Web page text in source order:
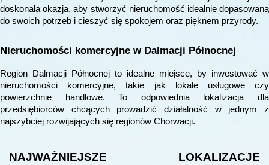
doskonała okazja, aby stworzyć nieruchomość idealnie dopasowaną
do swoich potrzeb i cieszyć się spokojem oraz pięknem przyrody.
Nieruchomości komercyjne w Dalmacji Północnej
Region Dalmacji Północnej to idealne miejsce, by inwestować w
nieruchomości komercyjne, takie jak lokale usługowe czy
powierzchnie handlowe. To odpowiednia lokalizacja dla
przedsiębiorców chcących prowadzić działalność w jednym z
najszybciej rozwijających się regionów Chorwacji.
NAJWAŻNIEJSZE LOKALIZACJE